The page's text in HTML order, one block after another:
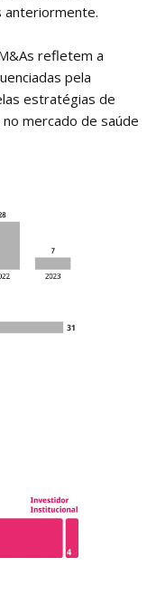
anteriormente.
refletem a
pela
estratégias de
mercado de saúde